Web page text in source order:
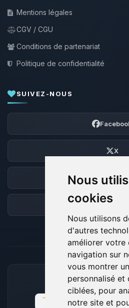
Nous
cookies
Nous utilisons
d'autres
améliorer votre
navigation sur
vous montrer
personnalisé et
ciblées, pour
notre site et
Mentions légales
CGV / CGU
Conditions de partenariat
Politique de confidentialité
SUIVEZ-NOUS
X
Forum
MOYENS DE